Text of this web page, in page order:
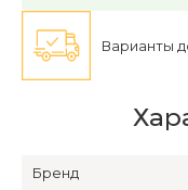
Варианты
Бренд